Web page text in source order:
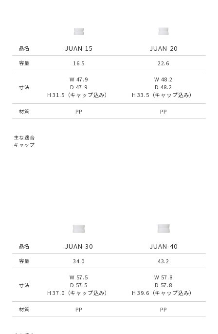
品名
容量
寸法
材質
主な適合
キャップ
JUAN-15
16.5
W 47.9
D 47.9
H 31.5（キャップ込み）
PP
JUAN-20
22.6
W 48.2
D 48.2
H 33.5（キャップ込み）
PP
品名
容量
寸法
材質
JUAN-30
34.0
W 57.5
D 57.5
H 37.0（キャップ込み）
PP
JUAN-40
43.2
W 57.8
D 57.8
H 39.6（キャップ込み）
PP